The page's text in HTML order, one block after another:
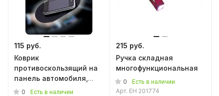
115 руб.
Коврик
противоскользящий на
панель автомобиля,
12*18 см
0
Есть в наличии
215 руб.
Ручка складная
многофункциональная
0
Есть в наличии
Арт. EH 201774